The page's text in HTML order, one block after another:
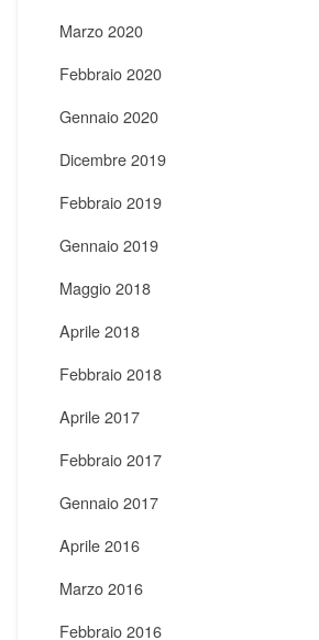
Marzo 2020
Febbraio 2020
Gennaio 2020
Dicembre 2019
Febbraio 2019
Gennaio 2019
Maggio 2018
Aprile 2018
Febbraio 2018
Aprile 2017
Febbraio 2017
Gennaio 2017
Aprile 2016
Marzo 2016
Febbraio 2016